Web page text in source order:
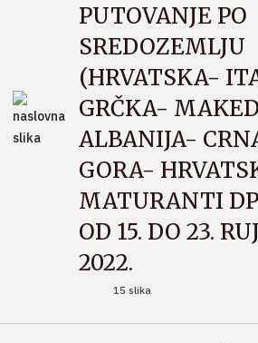
PUTOVANJE PO
SREDOZEMLJU
(HRVATSKA-
GRČKA-
ALBANIJA-
GORA-
MATURANTI
OD 15. DO 23.
2022.
15 slika